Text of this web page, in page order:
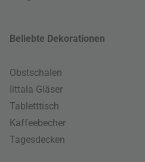
Beliebte Dekorationen
Obstschalen
Iittala Gläser
Tabletttisch
Kaffeebecher
Tagesdecken